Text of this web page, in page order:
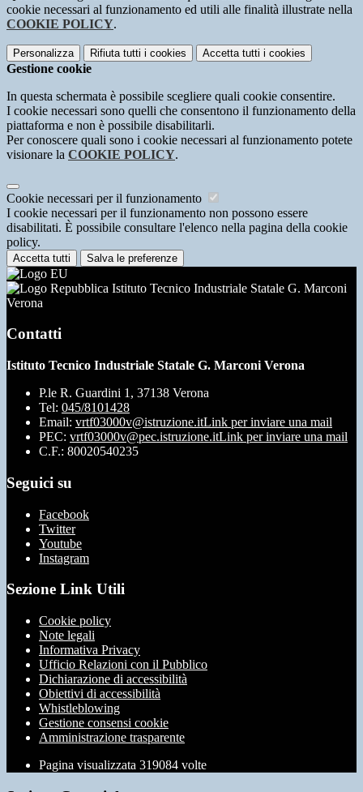
cookie necessari al funzionamento ed utili alle finalità illustrate nella
COOKIE POLICY.
Personalizza Rifiuta tutti i cookies Accetta tutti i cookies
Gestione cookie
In questa schermata è possibile scegliere quali cookie consentire.
I cookie necessari sono quelli che consentono il funzionamento della
piattaforma e non è possibile disabilitarli.
Per conoscere quali sono i cookie necessari al funzionamento potete
visionare la COOKIE POLICY.
Cookie necessari per il funzionamento
I cookie necessari per il funzionamento non possono essere
disabilitati. È possibile consultare l'elenco nella pagina della cookie
policy.
Accetta tutti Salva le preferenze
Istituto Tecnico Industriale Statale G. Marconi
Verona
Contatti
Istituto Tecnico Industriale Statale G. Marconi Verona
P.le R. Guardini 1, 37138 Verona
Tel: 045/8101428
Email: vrtf03000v@istruzione.itLink per inviare una mail
PEC: vrtf03000v@pec.istruzione.itLink per inviare una mail
C.F.: 80020540235
Seguici su
Facebook
Twitter
Youtube
Instagram
Sezione Link Utili
Cookie policy
Note legali
Informativa Privacy
Ufficio Relazioni con il Pubblico
Dichiarazione di accessibilità
Obiettivi di accessibilità
Whistleblowing
Gestione consensi cookie
Amministrazione trasparente
Pagina visualizzata 319084 volte